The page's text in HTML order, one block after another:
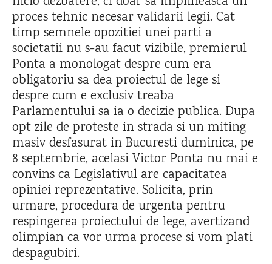
proces tehnic necesar validarii legii. Cat
timp semnele opozitiei unei parti a
societatii nu s-au facut vizibile, premierul
Ponta a monologat despre cum era
obligatoriu sa dea proiectul de lege si
despre cum e exclusiv treaba
Parlamentului sa ia o decizie publica. Dupa
opt zile de proteste in strada si un miting
masiv desfasurat in Bucuresti duminica, pe
8 septembrie, acelasi Victor Ponta nu mai e
convins ca Legislativul are capacitatea
opiniei reprezentative. Solicita, prin
urmare, procedura de urgenta pentru
respingerea proiectului de lege, avertizand
olimpian ca vor urma procese si vom plati
despagubiri.